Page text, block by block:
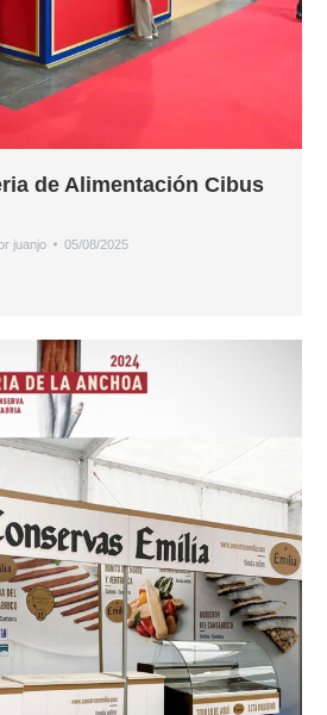
de Alimentación Cibus
juanjo 05/08/2025